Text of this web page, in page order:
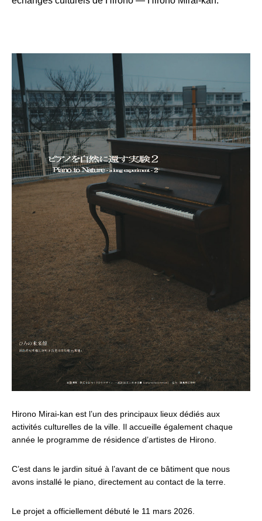
Hirono Mirai-kan est l’un des principaux lieux dédiés aux
activités culturelles de la ville. Il accueille également chaque
année le programme de résidence d’artistes de Hirono.
C’est dans le jardin situé à l’avant de ce bâtiment que nous
avons installé le piano, directement au contact de la terre.
Le projet a officiellement débuté le 11 mars 2026.